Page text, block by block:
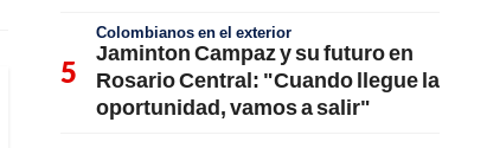
Colombianos en el exterior
Jaminton Campaz y su futuro en
Rosario Central: "Cuando llegue la
oportunidad, vamos a salir"